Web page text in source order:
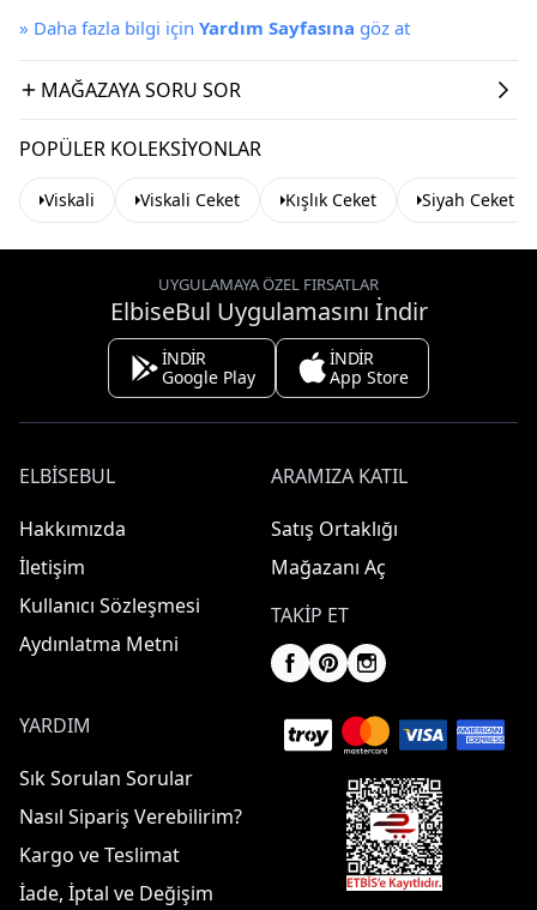
» Daha fazla bilgi için Yardım Sayfasına göz at
MAĞAZAYA SORU SOR
POPÜLER KOLEKSIYONLAR
Viskali Viskali Ceket Kışlık Ceket Siyah Ceket
UYGULAMAYA ÖZEL FIRSATLAR
ElbiseBul Uygulamasını İndir
İNDİR
Google Play
İNDİR
App Store
ELBISEBUL
Hakkımızda
İletişim
Kullanıcı Sözleşmesi
Aydınlatma Metni
ARAMIZA KATIL
Satış Ortaklığı
Mağazanı Aç
TAKIP ET
YARDIM
Sık Sorulan Sorular
Nasıl Sipariş Verebilirim?
Kargo ve Teslimat
İade, İptal ve Değişim